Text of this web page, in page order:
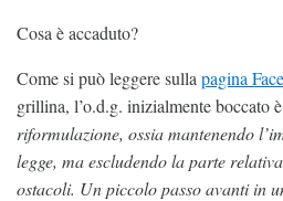
Cosa è accaduto?
Come si può leggere sulla pagina
grillina, l’o.d.g. inizialmente boccato
riformulazione, ossia mantenendo
legge, ma escludendo la parte
ostacoli. Un piccolo passo avanti in